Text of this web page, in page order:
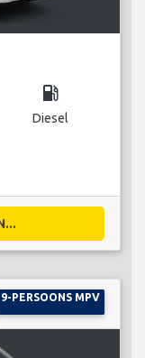
local_gas_station
Diesel
9-PERSOONS MPV